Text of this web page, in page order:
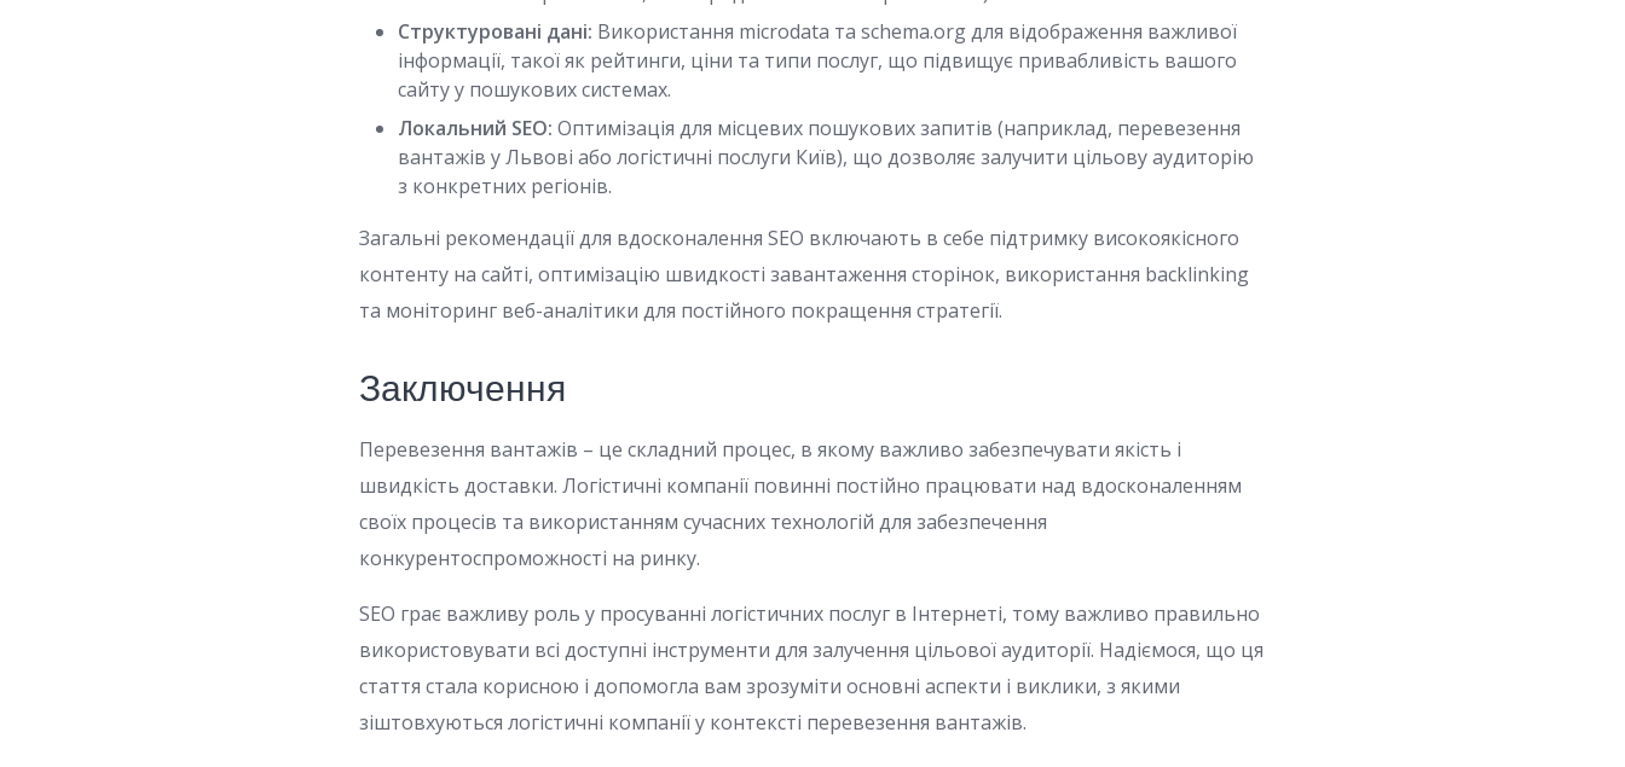
Структуровані дані: Використання microdata та schema.org для відображення важливої
інформації, такої як рейтинги, ціни та типи послуг, що підвищує привабливість вашого
сайту у пошукових системах.
Локальний SEO: Оптимізація для місцевих пошукових запитів (наприклад, перевезення
вантажів у Львові або логістичні послуги Київ), що дозволяє залучити цільову аудиторію
з конкретних регіонів.
Загальні рекомендації для вдосконалення SEO включають в себе підтримку високоякісного
контенту на сайті, оптимізацію швидкості завантаження сторінок, використання backlinking
та моніторинг веб-аналітики для постійного покращення стратегії.
Заключення
Перевезення вантажів – це складний процес, в якому важливо забезпечувати якість і
швидкість доставки. Логістичні компанії повинні постійно працювати над вдосконаленням
своїх процесів та використанням сучасних технологій для забезпечення
конкурентоспроможності на ринку.
SEO грає важливу роль у просуванні логістичних послуг в Інтернеті, тому важливо правильно
використовувати всі доступні інструменти для залучення цільової аудиторії. Надіємося, що ця
стаття стала корисною і допомогла вам зрозуміти основні аспекти і виклики, з якими
зіштовхуються логістичні компанії у контексті перевезення вантажів.